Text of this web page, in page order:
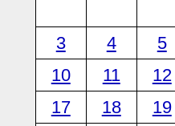
3
4 5
10
11 12
17
18 19